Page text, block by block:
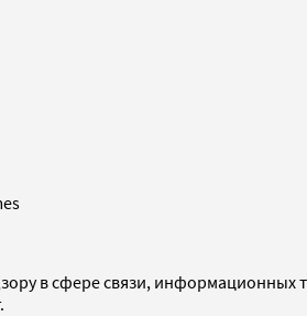
в сфере связи,